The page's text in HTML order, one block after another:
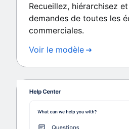
Recueillez, hiérarchisez
demandes de toutes les
commerciales.
Voir le modèle